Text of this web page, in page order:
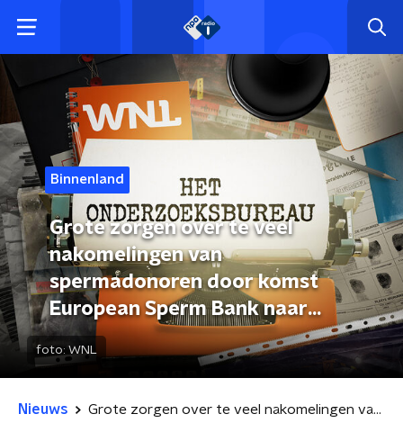
Binnenland
Grote zorgen over te veel
nakomelingen van
spermadonoren door komst
European Sperm Bank naar
Nederland
foto: WNL
Nieuws Grote zorgen over te veel nakomelingen van spermadonoren door komst European Sperm Bank naar Nederland